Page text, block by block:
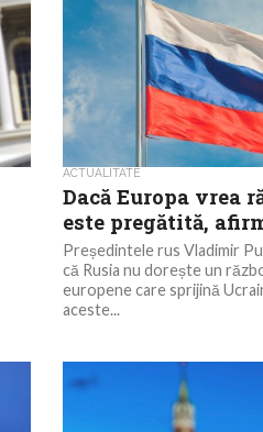
ACTUALITATE
Dacă Europa vrea
este pregătită,
Președintele rus Vladimir
că Rusia nu dorește un
europene care sprijină
aceste...